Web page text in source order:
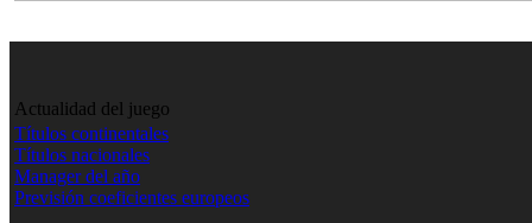
Actualidad del juego
Títulos continentales
Títulos nacionales
Manager del año
Previsión coeficientes europeos